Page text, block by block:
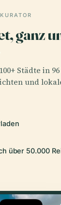
ganz
Städte in
und
über 50.000